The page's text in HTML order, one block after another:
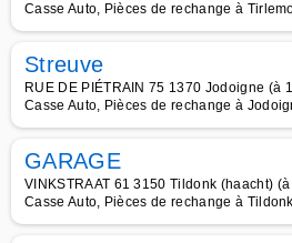
Casse Auto, Pièces de rechange à
Streuve
RUE DE PIÉTRAIN 75 1370 Jodoigne (à
Casse Auto, Pièces de rechange à
GARAGE
VINKSTRAAT 61 3150 Tildonk (haacht)
Casse Auto, Pièces de rechange à Tildonk